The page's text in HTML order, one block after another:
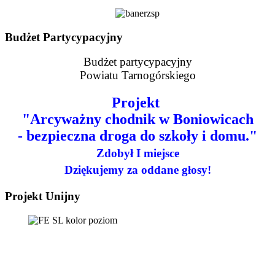
Budżet Partycypacyjny
Budżet partycypacyjny
Powiatu Tarnogórskiego
Projekt
"Arcyważny chodnik w Boniowicach
- bezpieczna droga do szkoły i domu."
Zdobył I miejsce
Dziękujemy za oddane głosy!
Projekt Unijny